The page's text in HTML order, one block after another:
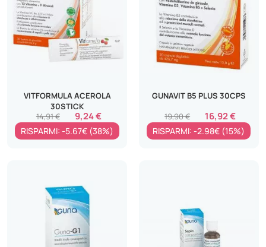
VITFORMULA ACEROLA
30STICK
9,24 €
14,91 €
RISPARMI: -5.67€ (38%)
GUNAVIT B5 PLUS 30CPS
16,92 €
19,90 €
RISPARMI: -2.98€ (15%)